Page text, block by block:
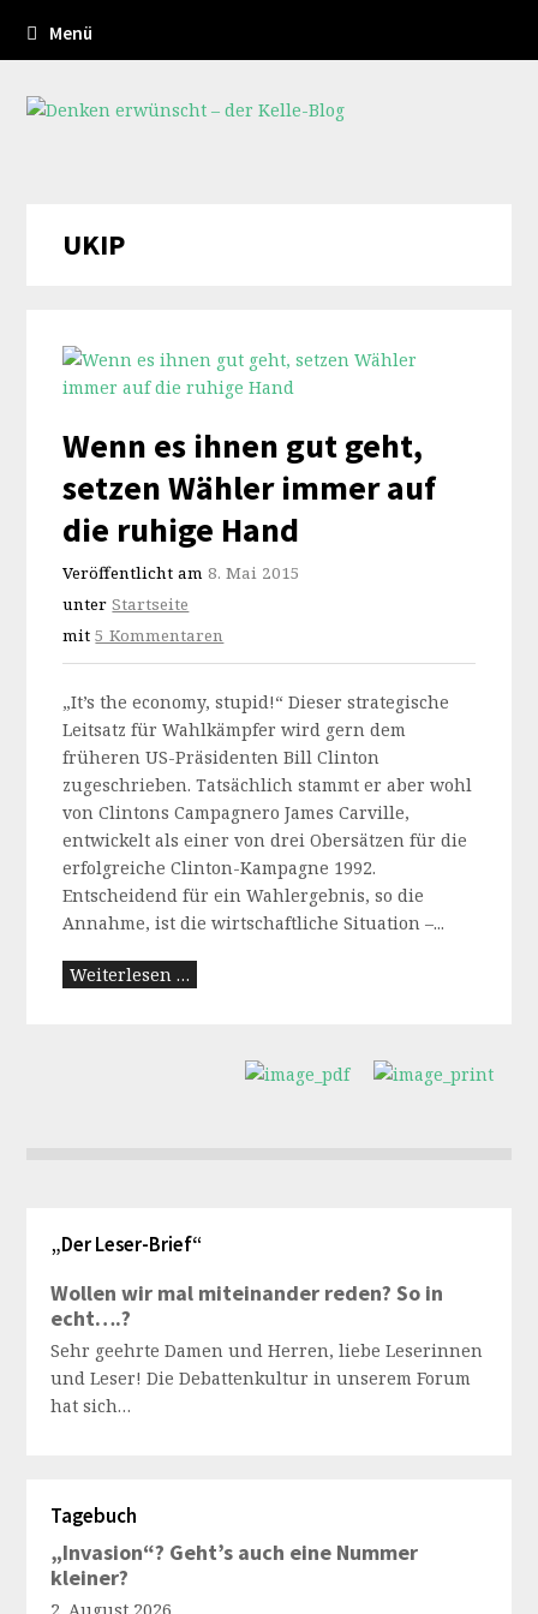
Menü
UKIP
Wenn es ihnen gut geht,
setzen Wähler immer auf
die ruhige Hand
Veröffentlicht am 8. Mai 2015
unterStartseite
mit5 Kommentaren
„It’s the economy, stupid!“ Dieser strategische
Leitsatz für Wahlkämpfer wird gern dem
früheren US-Präsidenten Bill Clinton
zugeschrieben. Tatsächlich stammt er aber wohl
von Clintons Campagnero James Carville,
entwickelt als einer von drei Obersätzen für die
erfolgreiche Clinton-Kampagne 1992.
Entscheidend für ein Wahlergebnis, so die
Annahme, ist die wirtschaftliche Situation –...
Weiterlesen …
„Der Leser-Brief“
Wollen wir mal miteinander reden? So in
echt….?
Sehr geehrte Damen und Herren, liebe Leserinnen
und Leser! Die Debattenkultur in unserem Forum
hat sich…
Tagebuch
„Invasion“? Geht’s auch eine Nummer
kleiner?